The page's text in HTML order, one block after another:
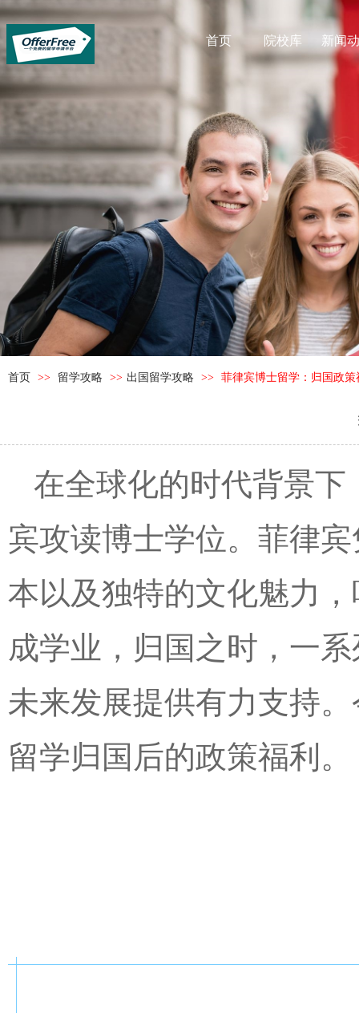
首页 院校库 新闻
首页 >> 留学攻略 >> 出国留学攻略 >> 菲律宾博士留学：归国政策
在全球化的时代背景
宾攻读博士学位。菲律
本以及独特的文化魅力
成学业，归国之时，一
未来发展提供有力支持
留学归国后的政策福利。